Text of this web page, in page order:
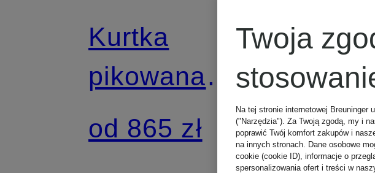
Kurtka
pikowana
MOLMS z
od 865 zł
Twoja
Na tej stronie internetowej Breuninger
("Narzędzia"). Za Twoją zgodą, my i
poprawić Twój komfort zakupów i
na innych stronach. Dane osobowe
cookie (cookie ID), informacje o
spersonalizowania ofert i treści w